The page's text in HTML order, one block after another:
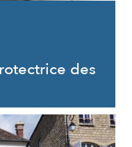
des